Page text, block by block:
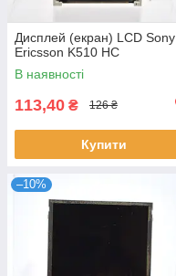
Дисплей (екран) LCD Sony
Ericsson K510 HC
В наявності
113,40 ₴ 126 ₴
Купити
–10%